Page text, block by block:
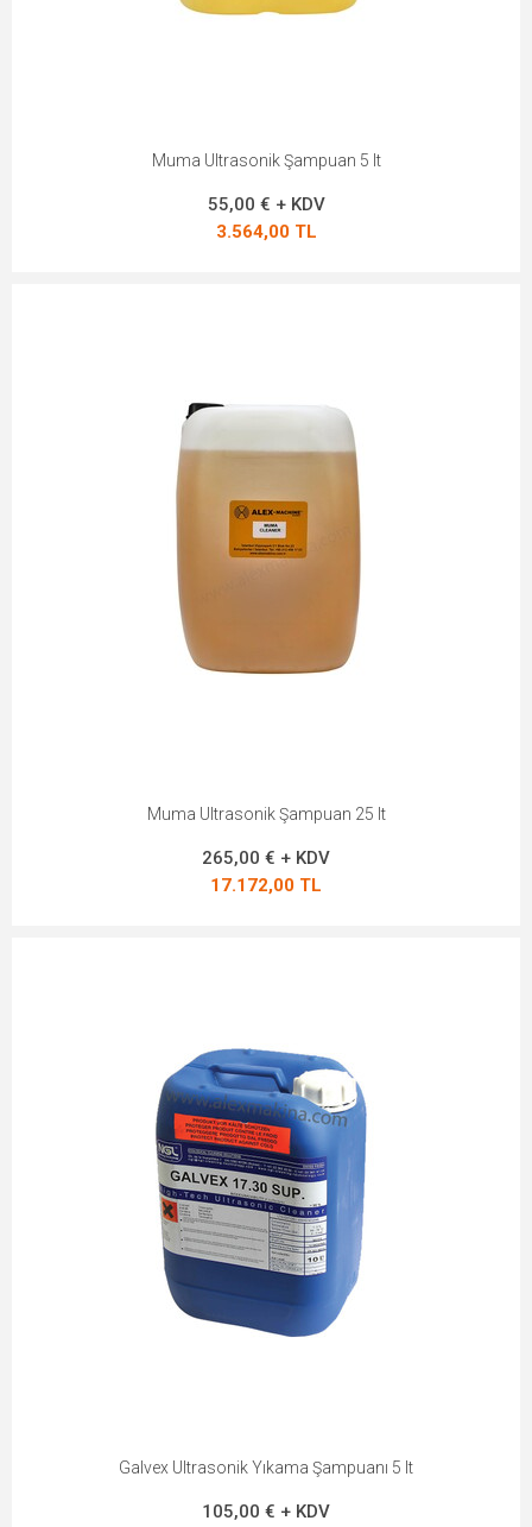
Muma Ultrasonik Şampuan 5 lt
55,00 € + KDV
3.564,00 TL
Muma Ultrasonik Şampuan 25 lt
265,00 € + KDV
17.172,00 TL
Galvex Ultrasonik Yıkama Şampuanı 5 lt
105,00 € + KDV